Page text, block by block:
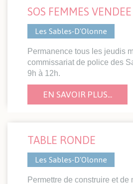
SOS FEMMES VENDEE
Les Sables-D'Olonne
Permanence tous les jeudis
commissariat de police des
9h à 12h.
EN SAVOIR PLUS...
TABLE RONDE
Les Sables-D'Olonne
Permettre de construire et de